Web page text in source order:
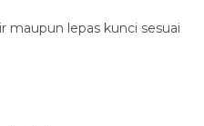
maupun lepas kunci sesuai